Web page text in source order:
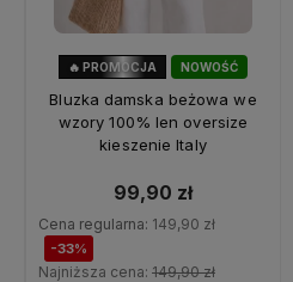
NOWOŚĆ
OKAZJA
🔥 PROMOCJA
Bluzka damska beżowa we
wzory 100% len oversize
kieszenie Italy
99,90 zł
Cena regularna: 149,90 zł
-33%
Najniższa cena: 149,90 zł